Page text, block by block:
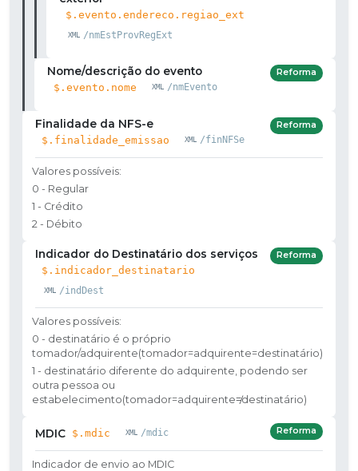
$.evento.endereco.regiao_ext
/nmEstProvRegExt
Nome/descrição do evento
$.evento.nome /nmEvento
Reforma
Finalidade da NFS-e
$.finalidade_emissao /finNFSe
Reforma
Valores possíveis:
0 - Regular
1 - Crédito
2 - Débito
Indicador do Destinatário dos serviços
$.indicador_destinatario
/indDest
Reforma
Valores possíveis:
0 - destinatário é o próprio
tomador/adquirente(tomador=adquirente=destinatário)
1 - destinatário diferente do adquirente, podendo ser
outra pessoa ou
estabelecimento(tomador=adquirente≠destinatário)
MDIC $.mdic /mdic Reforma
Indicador de envio ao MDIC